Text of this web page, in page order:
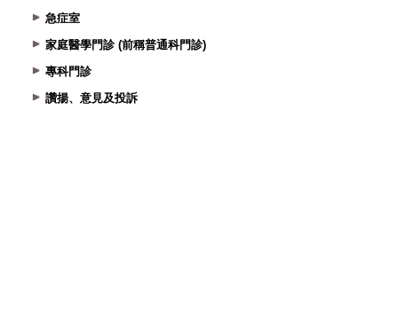
急症室
家庭醫學門診 (前稱普通科門診)
專科門診
讚揚、意見及投訴